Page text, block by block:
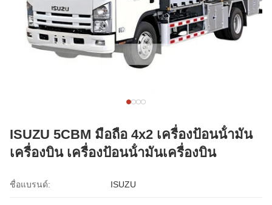
ISUZU 5CBM มือถือ 4x2 เครื่องป้อนน้ํามัน
เครื่องบิน เครื่องป้อนน้ํามันเครื่องบิน
ชื่อแบรนด์: ISUZU